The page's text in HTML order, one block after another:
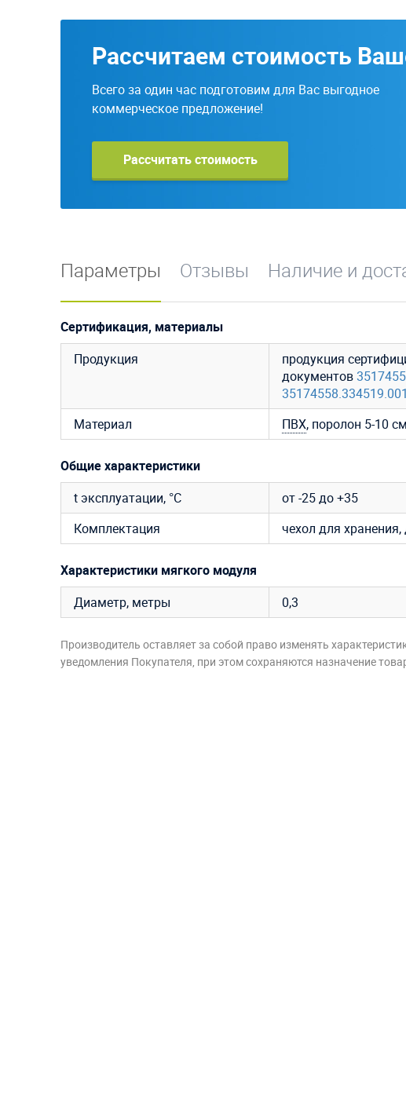
Рассчитаем стоимость
Всего за один час подготовим для Вас выгодное
коммерческое предложение!
Рассчитать стоимость
Параметры Отзывы Наличие и
Сертификация, материалы
Продукция
продукция
документов
Материал
ПВХ, поролон 5-10 см
Общие характеристики
t эксплуатации, °C
от -25 до +35
Комплектация
чехол для
Характеристики мягкого модуля
Диаметр, метры
0,3
Производитель оставляет за собой право изменять
уведомления Покупателя, при этом сохраняются назначение